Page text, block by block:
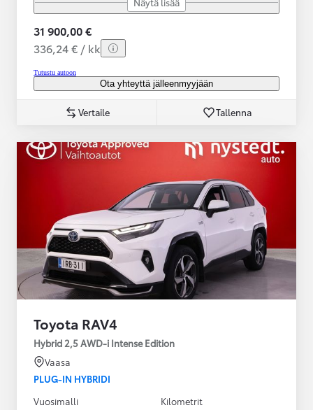
31 900,00 €
336,24 € / kk
Tutustu autoon
Ota yhteyttä jälleenmyyjään
Vertaile Tallenna
Toyota RAV4
Hybrid 2,5 AWD-i Intense Edition
Vaasa
PLUG-IN HYBRIDI
Vuosimalli
Kilometrit